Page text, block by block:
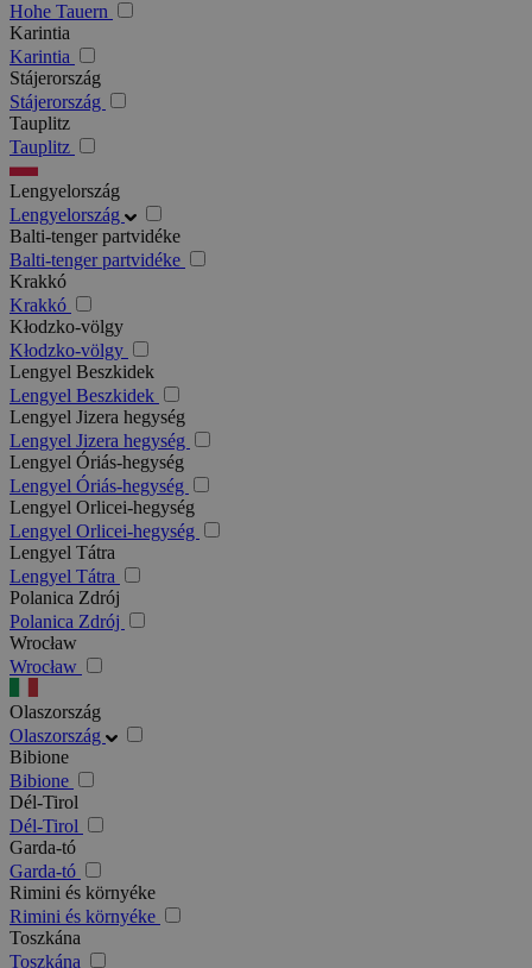
Hohe Tauern
Karintia
Karintia
Stájerország
Stájerország
Tauplitz
Tauplitz
Lengyelország
Lengyelország
Balti-tenger partvidéke
Balti-tenger partvidéke
Krakkó
Krakkó
Kłodzko-völgy
Kłodzko-völgy
Lengyel Beszkidek
Lengyel Beszkidek
Lengyel Jizera hegység
Lengyel Jizera hegység
Lengyel Óriás-hegység
Lengyel Óriás-hegység
Lengyel Orlicei-hegység
Lengyel Orlicei-hegység
Lengyel Tátra
Lengyel Tátra
Polanica Zdrój
Polanica Zdrój
Wrocław
Wrocław
Olaszország
Olaszország
Bibione
Bibione
Dél-Tirol
Dél-Tirol
Garda-tó
Garda-tó
Rimini és környéke
Rimini és környéke
Toszkána
Toszkána